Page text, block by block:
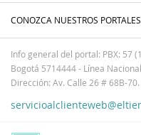
CONOZCA NUESTROS PORTALES
Info general del portal: PBX: 57
Bogotá 5714444 - Línea
Dirección: Av. Calle 26 # 68B-70.